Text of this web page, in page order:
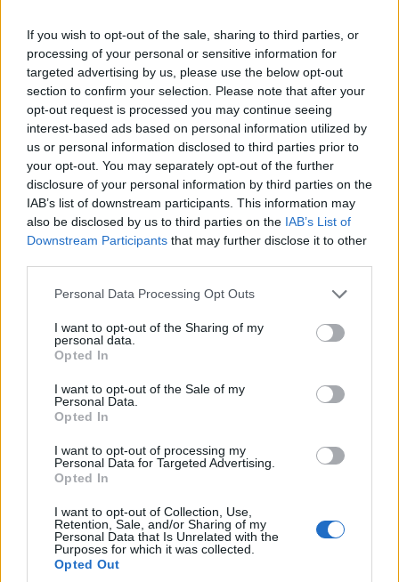
If you wish to opt-out of the sale, sharing to third parties, or
processing of your personal or sensitive information for
targeted advertising by us, please use the below opt-out
section to confirm your selection. Please note that after your
opt-out request is processed you may continue seeing
interest-based ads based on personal information utilized by
us or personal information disclosed to third parties prior to
your opt-out. You may separately opt-out of the further
disclosure of your personal information by third parties on the
IAB’s list of downstream participants. This information may
also be disclosed by us to third parties on the IAB’s List of
Downstream Participants that may further disclose it to other
Please note that this website/app uses one or more Google
not limited to your visit or usage behaviour. You may click to
grant or deny consent to Google and its third-party tags to
use your data for below specified purposes in below Google
consent section.
Personal Data Processing Opt Outs
I want to opt-out of the Sharing of my
personal data.
Opted In
I want to opt-out of the Sale of my
Personal Data.
Opted In
I want to opt-out of processing my
Personal Data for Targeted Advertising.
Opted In
I want to opt-out of Collection, Use,
Retention, Sale, and/or Sharing of my
Personal Data that Is Unrelated with the
Purposes for which it was collected.
Opted Out
ΕΠΣ Κοζάνης:
Αποτέλεσματα,
ΕΠΣ Κοζάνης: Πρόγραμμα